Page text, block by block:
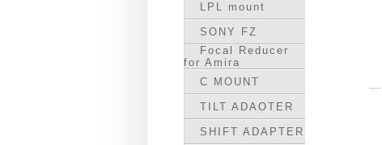
LPL mount
SONY FZ
Focal Reducer
for Amira
C MOUNT
TILT ADAOTER
SHIFT ADAPTER